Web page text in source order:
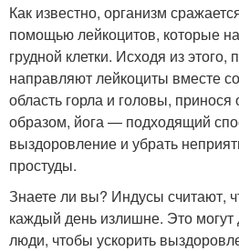
Как известно, организм
помощью лейкоцитов, которые
грудной клетки. Исходя из
направляют лейкоциты вместе
область горла и головы, принося
образом, йога — подходящий
выздоровление и убрать
простуды.
Знаете ли вы? Индусы считают,
каждый день излишне. Это могут
люди, чтобы ускорить